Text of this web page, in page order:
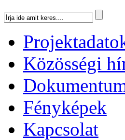
Közösségi
Fényképek
Kapcsolat